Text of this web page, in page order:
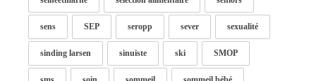
sens SEP seropp sever sexualité
sinding larsen sinuiste ski SMOP